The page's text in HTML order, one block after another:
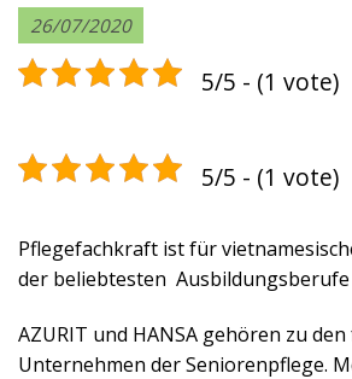
26/07/2020
5/5 - (1 vote)
5/5 - (1 vote)
Pflegefachkraft ist für
der beliebtesten Ausbildungsberufe
AZURIT und HANSA gehören zu
Unternehmen der Seniorenpflege.